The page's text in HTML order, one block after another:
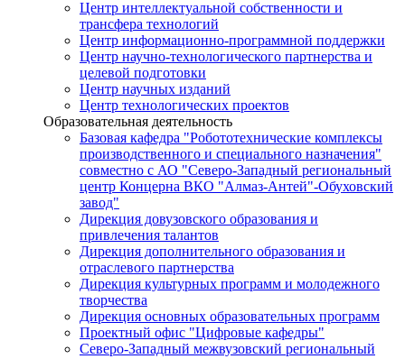
Центр интеллектуальной собственности и
трансфера технологий
Центр информационно-программной поддержки
Центр научно-технологического партнерства и
целевой подготовки
Центр научных изданий
Центр технологических проектов
Образовательная деятельность
Базовая кафедра "Робототехнические комплексы
производственного и специального назначения"
совместно с АО "Северо-Западный региональный
центр Концерна ВКО "Алмаз-Антей"-Обуховский
завод"
Дирекция довузовского образования и
привлечения талантов
Дирекция дополнительного образования и
отраслевого партнерства
Дирекция культурных программ и молодежного
творчества
Дирекция основных образовательных программ
Проектный офис "Цифровые кафедры"
Северо-Западный межвузовский региональный